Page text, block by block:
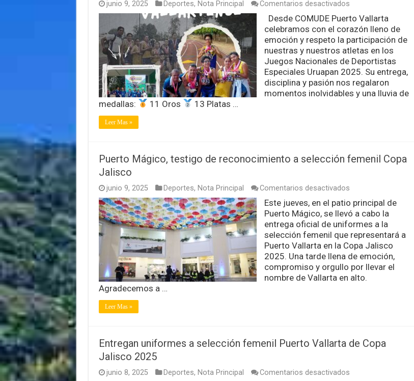
junio 9, 2025 Deportes, Nota Principal Comentarios desactivadosen
Comude
orgullo
vallartense
en
Olimpiada
Nacional
2025
Desde COMUDE Puerto Vallarta
celebramos con el corazón lleno de
emoción y respeto la participación de
nuestras y nuestros atletas en los
Juegos Nacionales de Deportistas
Especiales Uruapan 2025. Su entrega,
disciplina y pasión nos regalaron
momentos inolvidables y una lluvia de
medallas:
11 Oros 13 Platas …
Leer Mas »
Puerto Mágico, testigo de reconocimiento a selección femenil Copa
Jalisco
junio 9, 2025 Deportes, Nota Principal Comentarios desactivadosen
Mágico,
testigo
de
reconocimiento
a
selección
femenil
Copa
Jalisco
Este jueves, en el patio principal de
Puerto Mágico, se llevó a cabo la
entrega oficial de uniformes a la
selección femenil que representará a
Puerto Vallarta en la Copa Jalisco
2025. Una tarde llena de emoción,
compromiso y orgullo por llevar el
nombre de Vallarta en alto.
Agradecemos a …
Leer Mas »
Entregan uniformes a selección femenil Puerto Vallarta de Copa
Jalisco 2025
junio 8, 2025 Deportes, Nota Principal Comentarios desactivadosen